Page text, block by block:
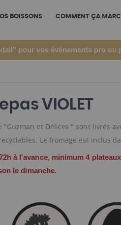
BOISSONS COMMENT ÇA
pour vos événements pro ou
VIOLET
"Guzman et Délices " sont livrés
Le fromage est inclus
à l'avance, minimum 4
le dimanche.